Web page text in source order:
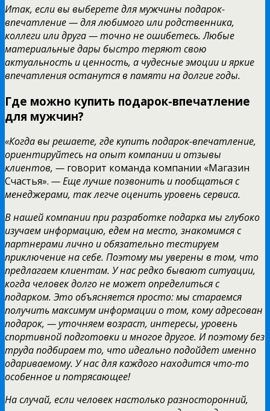
Итак, если вы выберете для мужчины подарок-
впечатление — для любимого или родственника,
коллеги или друга — точно не ошибетесь. Любые
материальные дары быстро теряют свою
актуальность и ценность, а чудесные эмоции и яркие
впечатления останутся в памяти на долгие годы.
Где можно купить подарок-впечатление
для мужчин?
«Когда вы решаете, где купить подарок-впечатление,
ориентируйтесь на опыт компании и отзывы
клиентов, — говорит команда компании «Магазин
Счастья». — Еще лучше позвонить и пообщаться с
менеджерами, так легче оценить уровень сервиса.
В нашей компании при разработке подарка мы глубоко
изучаем информацию, едем на место, знакомимся с
партнерами лично и обязательно тестируем
приключение на себе. Поэтому мы уверены в том, что
предлагаем клиентам. У нас редко бывают ситуации,
когда человек долго не может определиться с
подарком. Это объясняется просто: мы стараемся
получить максимум информации о том, кому адресован
подарок, — уточняем возраст, интересы, уровень
спортивной подготовки и многое другое. И поэтому без
труда подбираем то, что идеально подойдет именно
одариваемому. У нас для каждого находится что-то
особенное и потрясающее!
На случай, если человек настолько разносторонний,